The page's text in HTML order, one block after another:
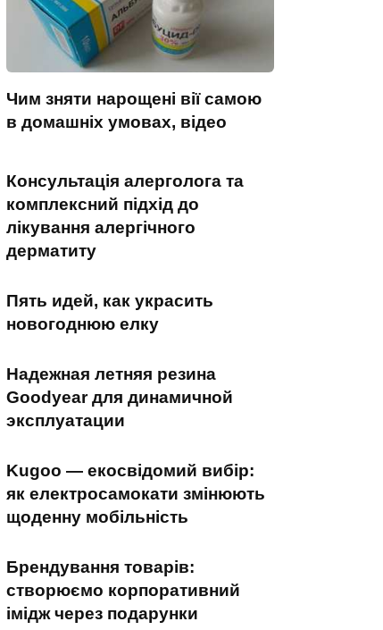
Чим зняти нарощені вії самою
в домашніх умовах, відео
Консультація алерголога та
комплексний підхід до
лікування алергічного
дерматиту
Пять идей, как украсить
новогоднюю елку
Надежная летняя резина
Goodyear для динамичной
эксплуатации
Kugoo — екосвідомий вибір:
як електросамокати змінюють
щоденну мобільність
Брендування товарів:
створюємо корпоративний
імідж через подарунки